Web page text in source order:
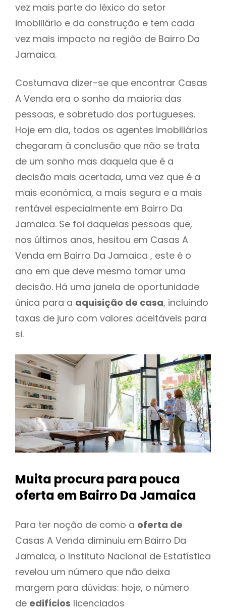
vez mais parte do léxico do setor
imobiliário e da construção e tem cada
vez mais impacto na região de Bairro Da
Jamaica.
Costumava dizer-se que encontrar Casas
A Venda era o sonho da maioria das
pessoas, e sobretudo dos portugueses.
Hoje em dia, todos os agentes imobiliários
chegaram à conclusão que não se trata
de um sonho mas daquela que é a
decisão mais acertada, uma vez que é a
mais económica, a mais segura e a mais
rentável especialmente em Bairro Da
Jamaica. Se foi daquelas pessoas que,
nos últimos anos, hesitou em Casas A
Venda em Bairro Da Jamaica , este é o
ano em que deve mesmo tomar uma
decisão. Há uma janela de oportunidade
única para a aquisição de casa, incluindo
taxas de juro com valores aceitáveis para
si.
Muita procura para pouca
oferta em Bairro Da Jamaica
Para ter noção de como a oferta de
Casas A Venda diminuiu em Bairro Da
Jamaica, o Instituto Nacional de Estatística
revelou um número que não deixa
margem para dúvidas: hoje, o número
de edifícios licenciados